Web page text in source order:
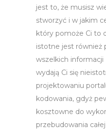
jest to, że musisz
stworzyć i w jakim
który pomoże Ci to
istotne jest również
wszelkich
wydają Ci się
projektowaniu
kodowania, gdyż
kosztowne do
przebudowania